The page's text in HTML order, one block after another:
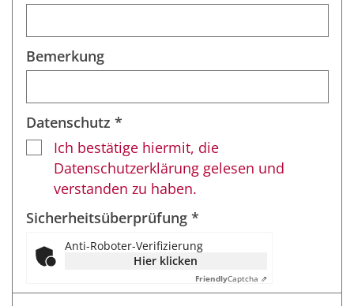
Bemerkung
Datenschutz *
Ich bestätige hiermit, die
Datenschutzerklärung gelesen und
verstanden zu haben.
Sicherheitsüberprüfung *
Anti-Roboter-Verifizierung
Hier klicken
FriendlyCaptcha ⇗